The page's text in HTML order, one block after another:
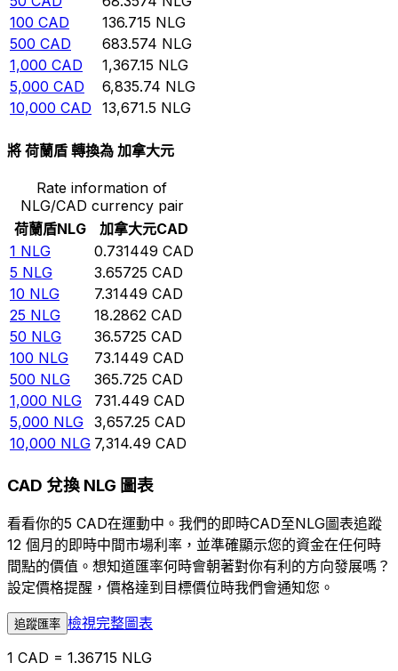
100 CAD 136.715 NLG
500 CAD 683.574 NLG
1,000 CAD 1,367.15 NLG
5,000 CAD 6,835.74 NLG
10,000 CAD 13,671.5 NLG
將 荷蘭盾 轉換為 加拿大元
Rate information of
NLG/CAD currency pair
荷蘭盾NLG 加拿大元CAD
1 NLG 0.731449 CAD
5 NLG 3.65725 CAD
10 NLG 7.31449 CAD
25 NLG 18.2862 CAD
50 NLG 36.5725 CAD
100 NLG 73.1449 CAD
500 NLG 365.725 CAD
1,000 NLG 731.449 CAD
5,000 NLG 3,657.25 CAD
10,000 NLG 7,314.49 CAD
CAD 兌換 NLG 圖表
看看你的5 CAD在運動中。我們的即時CAD至NLG圖表追蹤
12 個月的即時中間市場利率，並準確顯示您的資金在任何時
間點的價值。想知道匯率何時會朝著對你有利的方向發展嗎？
設定價格提醒，價格達到目標價位時我們會通知您。
追蹤匯率 檢視完整圖表
1 CAD = 1.36715 NLG